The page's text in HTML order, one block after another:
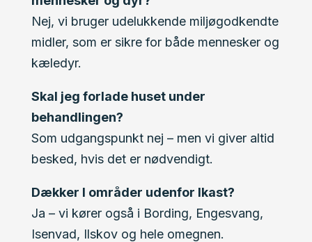
Nej, vi bruger udelukkende miljøgodkendte
midler, som er sikre for både mennesker og
kæledyr.
Skal jeg forlade huset under
behandlingen?
Som udgangspunkt nej – men vi giver altid
besked, hvis det er nødvendigt.
Dækker I områder udenfor Ikast?
Ja – vi kører også i Bording, Engesvang,
Isenvad, Ilskov og hele omegnen.